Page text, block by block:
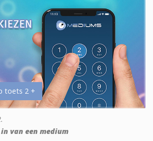
toets 2 +
van een medium